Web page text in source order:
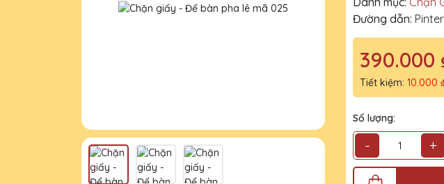
Đường dẫn:
390.000
Tiết kiệm: 10.000
Số lượng:
- +